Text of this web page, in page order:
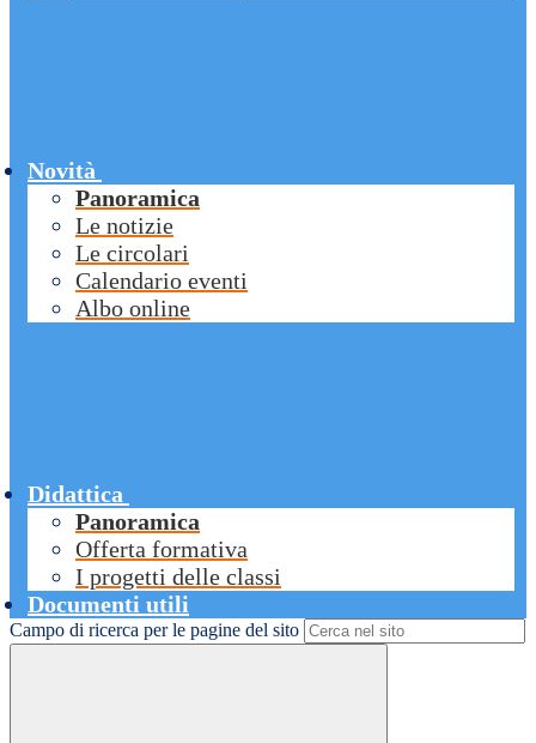
Novità
Panoramica
Le notizie
Le circolari
Calendario eventi
Albo online
Didattica
Panoramica
Offerta formativa
I progetti delle classi
Documenti utili
Campo di ricerca per le pagine del sito